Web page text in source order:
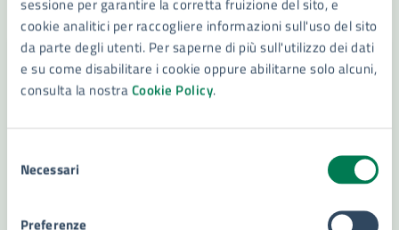
cookie analitici per raccogliere informazioni sull'uso del sito
da parte degli utenti. Per saperne di più sull'utilizzo dei dati
e su come disabilitare i cookie oppure abilitarne solo alcuni,
consulta la nostraCookie Policy.
delNecessari
Preferenze